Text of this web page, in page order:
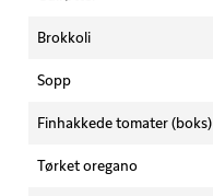
Brokkoli
Sopp
Finhakkede tomater (boks)
Tørket oregano